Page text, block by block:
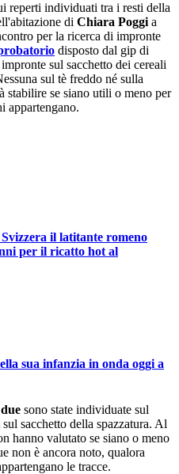
reperti individuati tra i resti della
di Chiara Poggi a
per la ricerca di impronte
disposto dal gip di
sul sacchetto dei cereali
sul tè freddo né sulla
stabilire se siano utili o meno per
appartengano.
il latitante romeno
per il ricatto hot al
sua infanzia in onda oggi a
due sono state individuate sul
sul sacchetto della spazzatura. Al
hanno valutato se siano o meno
non è ancora noto, qualora
le tracce.